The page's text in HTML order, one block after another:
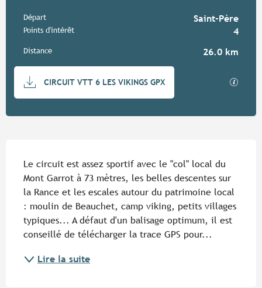
Informations pratiques
Départ Saint-Père
Points d'intérêt 4
Distance 26.0 km
Documentation
CIRCUIT VTT 6 LES VIKINGS GPX
Le circuit est assez sportif avec le "col" local du
Mont Garrot à 73 mètres, les belles descentes sur
la Rance et les escales autour du patrimoine local
: moulin de Beauchet, camp viking, petits villages
typiques... A défaut d'un balisage optimum, il est
conseillé de télécharger la trace GPS pour...
Lire la suite